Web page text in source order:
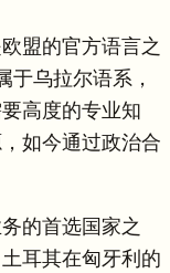
盟的官方语言之
于乌拉尔语系，
高度的专业知
如今通过政治合
的首选国家之
耳其在匈牙利的